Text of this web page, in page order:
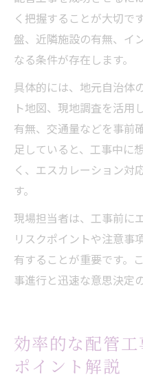
く把握することが大切で
盤、近隣施設の有無、イ
なる条件が存在します。
具体的には、地元自治体
ト地図、現地調査を活用
有無、交通量などを事前
足していると、工事中に
く、エスカレーション対
す。
現場担当者は、工事前に
リスクポイントや注意事
有することが重要です。
事進行と迅速な意思決定
効率的な配管
ポイント解説